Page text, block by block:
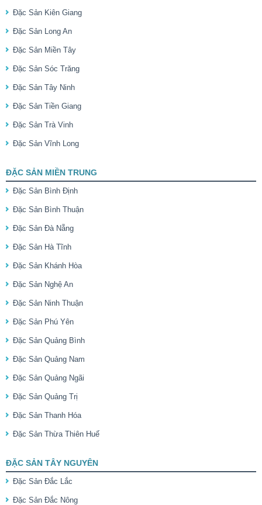
Đặc Sản Kiên Giang
Đặc Sản Long An
Đặc Sản Miền Tây
Đặc Sản Sóc Trăng
Đặc Sản Tây Ninh
Đặc Sản Tiền Giang
Đặc Sản Trà Vinh
Đặc Sản Vĩnh Long
ĐẶC SẢN MIỀN TRUNG
Đặc Sản Bình Định
Đặc Sản Bình Thuận
Đặc Sản Đà Nẵng
Đặc Sản Hà Tĩnh
Đặc Sản Khánh Hòa
Đặc Sản Nghệ An
Đặc Sản Ninh Thuận
Đặc Sản Phú Yên
Đặc Sản Quảng Bình
Đặc Sản Quảng Nam
Đặc Sản Quảng Ngãi
Đặc Sản Quảng Trị
Đặc Sản Thanh Hóa
Đặc Sản Thừa Thiên Huế
ĐẶC SẢN TÂY NGUYÊN
Đặc Sản Đắc Lắc
Đặc Sản Đắc Nông